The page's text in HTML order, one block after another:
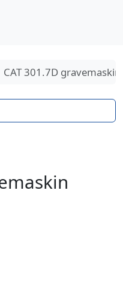
CAT 301.7D gravemaskin